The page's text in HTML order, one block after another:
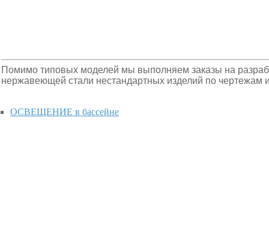
Помимо типовых моделей мы выполняем заказы на
нержавеющей стали нестандартных изделий по чертежам и
ОСВЕЩЕНИЕ в бассейне